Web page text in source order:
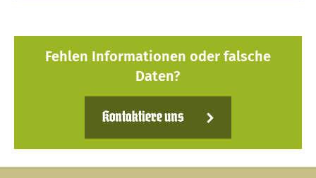
Fehlen Informationen oder falsche
Daten?
Kontaktiere uns